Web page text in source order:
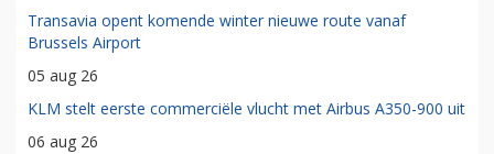
Transavia opent komende winter nieuwe route vanaf
Brussels Airport
05 aug 26
KLM stelt eerste commerciële vlucht met Airbus A350-900 uit
06 aug 26